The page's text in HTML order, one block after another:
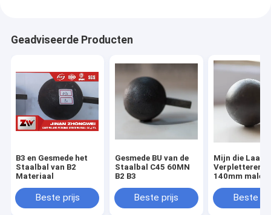
Geadviseerde Producten
B3 en Gesmede het
Staalbal van B2
Materiaal
Beste prijs
Gesmede BU van de
Staalbal C45 60MN
B2 B3
Beste prijs
Mijn die Laag
Verpletteren
140mm malen
Beste